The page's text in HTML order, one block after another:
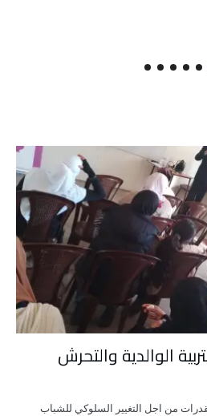
الوالدية والتحرش
من اجل التغيير السلوكي للشباب